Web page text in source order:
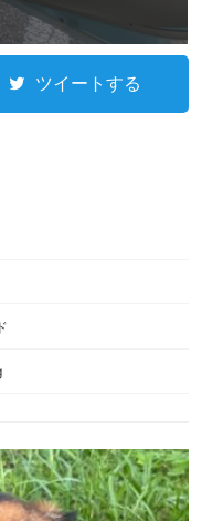
ツイートする